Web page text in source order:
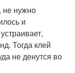
не нужно
и
Тогда клей
не денутся во